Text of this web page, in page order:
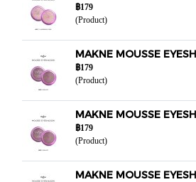
฿179
(Product)
MAKNE MOUSSE
฿179
(Product)
MAKNE MOUSSE
฿179
(Product)
MAKNE MOUSSE